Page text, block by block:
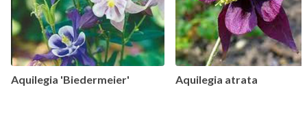
Aquilegia 'Biedermeier' Aquilegia atrata